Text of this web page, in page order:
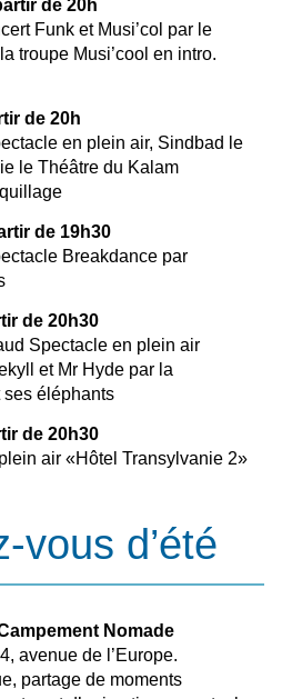
de 20h
Funk et Musi’col par le
troupe Musi’cool en intro.
de 20h
en plein air, Sindbad le
le Théâtre du Kalam
de 19h30
Breakdance par
de 20h30
Spectacle en plein air
et Mr Hyde par la
éléphants
de 20h30
air «Hôtel Transylvanie 2»
vous d’été
Nomade
avenue de l’Europe.
partage de moments